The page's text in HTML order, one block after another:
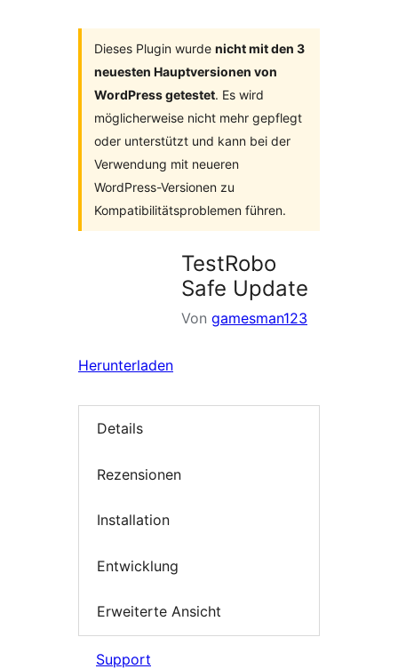
Dieses Plugin wurde nicht mit den 3
neuesten Hauptversionen von
WordPress getestet. Es wird
möglicherweise nicht mehr gepflegt
oder unterstützt und kann bei der
Verwendung mit neueren
WordPress-Versionen zu
Kompatibilitätsproblemen führen.
TestRobo
Safe Update
Von gamesman123
Herunterladen
Details
Rezensionen
Installation
Entwicklung
Erweiterte Ansicht
Support